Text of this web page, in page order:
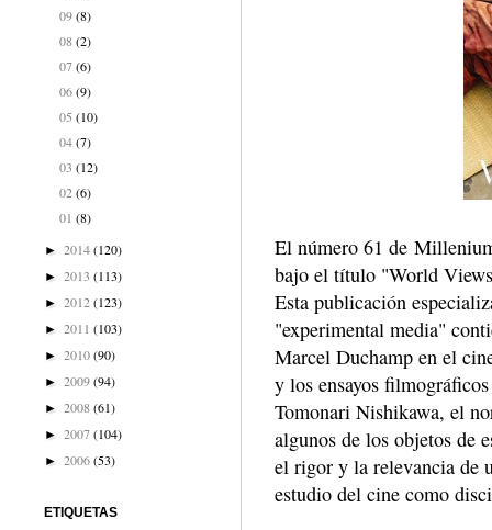
El número 61 de
bajo el título "World
Esta publicación
"experimental media"
Marcel Duchamp en el
y los ensayos
Tomonari Nishikawa, el
algunos de los objetos de
el rigor y la relevancia de
estudio del cine como
09 (8)
08 (2)
07 (6)
06 (9)
05 (10)
04 (7)
03 (12)
02 (6)
01 (8)
► 2014(120)
► 2013 (113)
► 2012(123)
► 2011 (103)
► 2010(90)
► 2009(94)
► 2008(61)
► 2007(104)
► 2006(53)
ETIQUETAS